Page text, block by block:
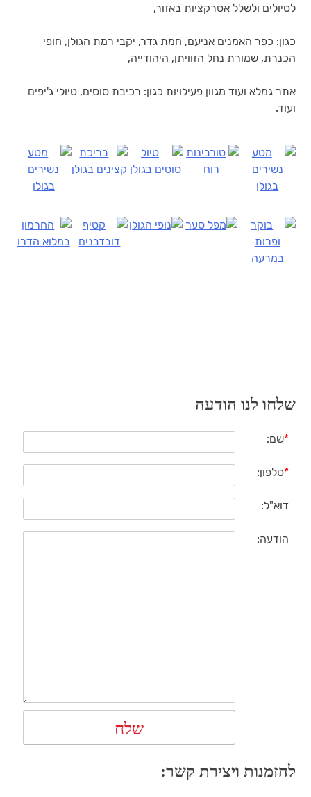
לטיולים ולשלל אטרקציות באזור,
כגון: כפר האמנים אניעם, חמת גדר, יקבי רמת הגולן, חופי
הכנרת, שמורת נחל הזוויתן, היהודייה,
אתר גמלא ועוד מגוון פעילויות כגון: רכיבת סוסים, טיולי ג'יפים
ועוד.
שלחו לנו הודעה
*שם:
*טלפון:
דוא"ל:
הודעה:
להזמנות ויצירת קשר: